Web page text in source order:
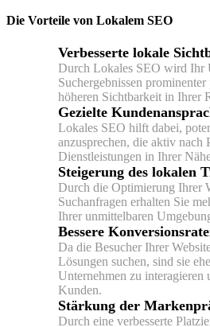
Die Vorteile von Lokalem SEO
Verbesserte lokale
Durch Lokales SEO wird Ihr
Suchergebnissen
höheren Sichtbarkeit in Ihrer
Gezielte
Lokales SEO hilft dabei,
anzusprechen, die aktiv nach
Dienstleistungen in Ihrer
Steigerung des lokalen
Durch die Optimierung Ihrer
Suchanfragen erhalten Sie
Ihrer unmittelbaren
Bessere
Da die Besucher Ihrer
Lösungen suchen, sind sie
Unternehmen zu interagieren
Kunden.
Stärkung der
Durch eine verbesserte